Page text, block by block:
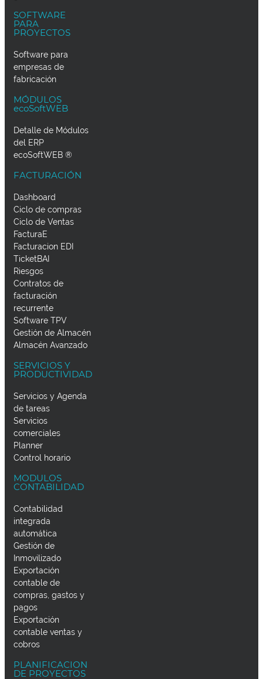
SOFTWARE
PARA
PROYECTOS
Software para
empresas de
fabricación
MÓDULOS
ecoSoftWEB
Detalle de Módulos
del ERP
ecoSoftWEB ®
FACTURACIÓN
Dashboard
Ciclo de compras
Ciclo de Ventas
FacturaE
Facturacion EDI
TicketBAI
Riesgos
Contratos de
facturación
recurrente
Software TPV
Gestión de Almacén
Almacén Avanzado
SERVICIOS Y
PRODUCTIVIDAD
Servicios y Agenda
de tareas
Servicios
comerciales
Planner
Control horario
MODULOS
CONTABILIDAD
Contabilidad
integrada
automática
Gestión de
Inmovilizado
Exportación
contable de
compras, gastos y
pagos
Exportación
contable ventas y
cobros
PLANIFICACION
DE PROYECTOS